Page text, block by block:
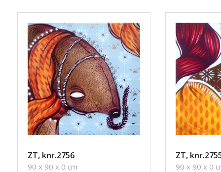
ZT, knr.2756
90 x 90 x 0 cm
ZT,
90 x 90 x 0